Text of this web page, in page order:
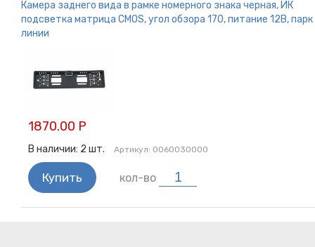
Патроны / колпачки
Колодки / реле
Хомуты
Кнопки
Термоусадочные трубки
Камера заднего вида
Автомобильные антенны
Переносные лампы
Камера заднего вида в рамке номерного знака черная, ИК
подсветка матрица CMOS, угол обзора 170, питание 12В, парк
линии
1870.00 Р
В наличии: 2 шт. Артикул: 0060030000
Купить кол-во